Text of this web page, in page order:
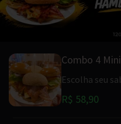
Combo 4
Escolha seu
R$ 58,90